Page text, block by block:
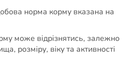
норма корму вказана на
може відрізнятись, залежно
розміру, віку та активності